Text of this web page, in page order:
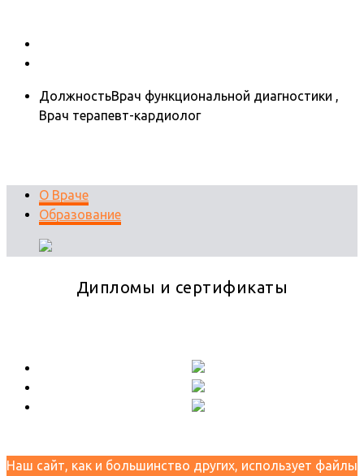
ДолжностьВрач функциональной диагностики ,
Врач терапевт-кардиолог
О Враче
Образование
Дипломы и сертификаты
Наш сайт, как и большинство других, использует файлы